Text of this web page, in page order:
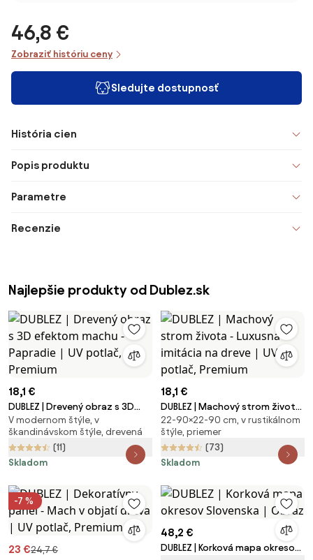
46,8 €
Zobraziť históriu ceny
Sledujte dostupnosť
História cien
Popis produktu
Parametre
Recenzie
Najlepšie produkty od Dublez.sk
18,1 €
DUBLEZ | Drevený obraz s 3D
efektom machu - Papradie | UV
potlač, Premium
V modernom štýle, v
škandinávskom štýle, drevená
(11)
Skladom
18,1 €
DUBLEZ | Machový strom života
- Luxusná imitácia na dreve | UV
potlač, Premium
22-90×22-90 cm, v rustikálnom
štýle, priemer
(73)
Skladom
-7 %
23 €24,7 €
48,2 €
DUBLEZ | Korková mapa okresov